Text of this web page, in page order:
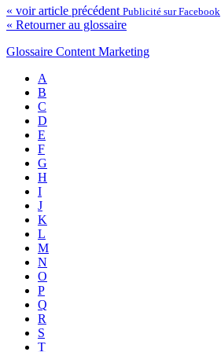
« voir article précédent Publicité sur Facebook
« Retourner au glossaire
Glossaire Content Marketing
A
B
C
D
E
F
G
H
I
J
K
L
M
N
O
P
Q
R
S
T